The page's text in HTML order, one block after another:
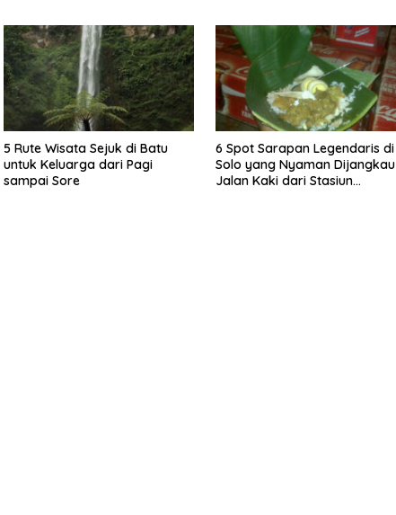
5 Rute Wisata Sejuk di Batu
untuk Keluarga dari Pagi
sampai Sore
6 Spot Sarapan Legendaris di
Solo yang Nyaman Dijangkau
Jalan Kaki dari Stasiun